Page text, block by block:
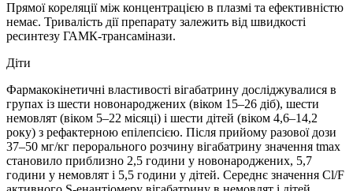
Прямої кореляції між концентрацією в плазмі та ефективністю
немає. Тривалість дії препарату залежить від швидкості
ресинтезу ГАМК-трансамінази.
Діти
Фармакокінетичні властивості вігабатрину досліджувалися в
групах із шести новонароджених (віком 15–26 діб), шести
немовлят (віком 5–22 місяці) і шести дітей (віком 4,6–14,2
року) з рефактерною епілепсією. Після прийому разової дози
37–50 мг/кг перорального розчину вігабатрину значення tmax
становило приблизно 2,5 години у новонароджених, 5,7
години у немовлят і 5,5 години у дітей. Середнє значення Cl/F